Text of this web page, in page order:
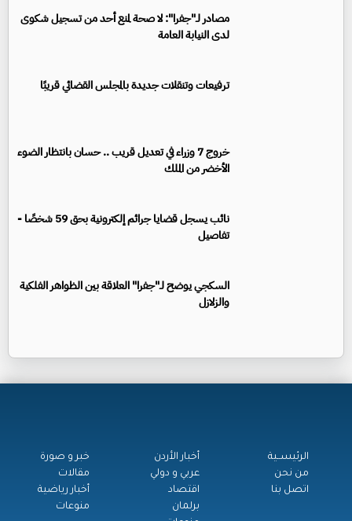
مصادر لـ"جفرا": لا صحة لمنع أحد من تسجيل شكوى
لدى النيابة العامة
ترفيعات وتنقلات جديدة بالمجلس القضائي قريبًا
خروج 7 وزراء في تعديل قريب .. حسان بانتظار الضوء
الأخضر من الملك
نائب يسجل قضايا جرائم إلكترونية بحق 59 شخصًا -
تفاصيل
السكجي يوضح لـ"جفرا" العلاقة بين الظواهر الفلكية
والزلازل
الرئيســية
من نحن
اتصل بنا
أخبار الأردن
عربي و دولي
اقتصاد
برلمان
خبر و صورة
مقالات
أخبار رياضية
منوعات